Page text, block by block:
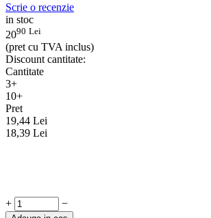
Scrie o recenzie
in stoc
2090 Lei
(pret cu TVA inclus)
Discount cantitate:
Cantitate
3+
10+
Pret
19,44 Lei
18,39 Lei
+ −